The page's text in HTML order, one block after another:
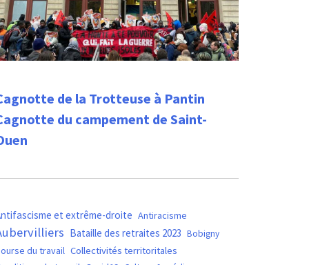
de la Trotteuse à Pantin
du campement de Saint-
et extrême-droite Antiracisme
Bataille des retraites 2023 Bobigny
du travail Collectivités territoritales